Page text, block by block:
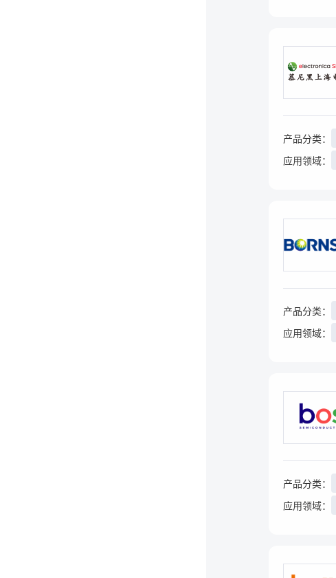
产品分类：
应用领域：
产品分类：
应用领域：
产品分类：
应用领域：